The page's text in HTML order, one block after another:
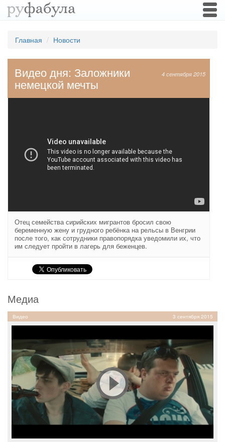
Главная Новости
4 сентября 2015
Видео дня: Заложники
немецкой мечты
Отец семейства сирийских мигрантов бросил свою
беременную жену и грудного ребёнка на рельсы в Венгрии
после того, как сотрудники правопорядка уведомили их, что
им следует пройти в лагерь для беженцев.
Медиа
Видео 3 сентября 2015